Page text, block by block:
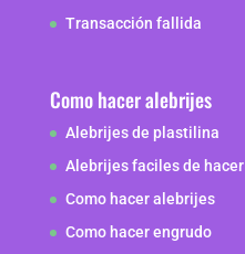
Transacción fallida
Como hacer alebrijes
Alebrijes de plastilina
Alebrijes faciles de hacer
Como hacer alebrijes
Como hacer engrudo